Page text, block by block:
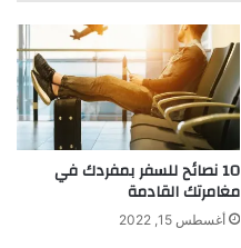
10 نصائح للسفر بمفردك في
مغامرتك القادمة
أغسطس 15, 2022